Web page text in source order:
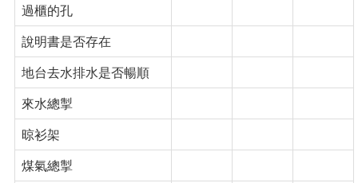
過櫃的孔
說明書是否存在
地台去水排水是否暢順
來水總掣
晾衫架
煤氣總掣